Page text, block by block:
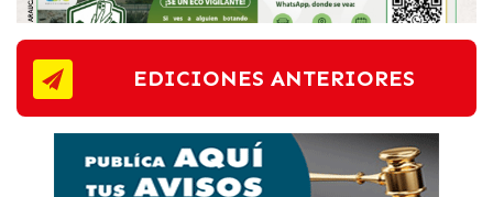
EDICIONES ANTERIORES